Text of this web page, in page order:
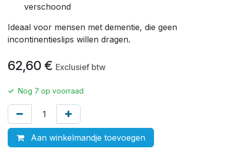
verschoond
Ideaal voor mensen met dementie, die geen
incontinentieslips willen dragen.
62,60 € Exclusief btw
✓ Nog 7 op voorraad
Aan winkelmandje toevoegen